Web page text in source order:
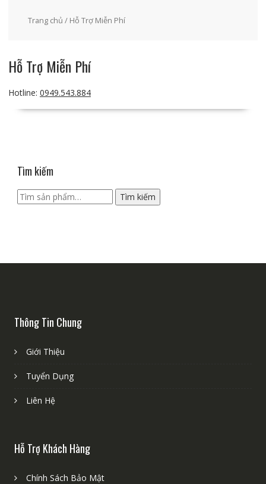
Trang chủ / Hỗ Trợ Miễn Phí
Hỗ Trợ Miễn Phí
Hotline: 0949.543.884
Tìm kiếm
Tìm
kiếm:
Tìm kiếm
Thông Tin Chung
Giới Thiệu
Tuyển Dụng
Liên Hệ
Hỗ Trợ Khách Hàng
Chính Sách Bảo Mật